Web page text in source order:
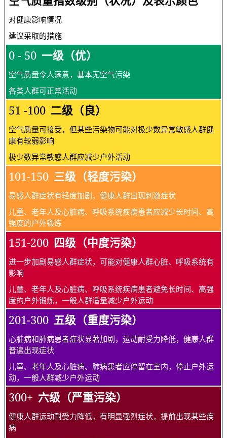
对健康影响情况
建议采取的措施
0 - 50 一级（优）
空气质量令人满意，基本无空气污染
各类人群可正常活动
51 -100 二级（良）
空气质量可接受，但某些污染物可能对极少数异常敏感人群健
康有较弱影响
极少数异常敏感人群应减少户外活动
101-150 三级（轻度污染）
易感人群症状有轻度加剧，健康人群出现刺激症状
儿童、老年人及心脏病、呼吸系统疾病患者应减少长时间、高
强度的户外锻炼
151-200 四级（中度污染）
进一步加剧易感人群症状，可能对健康人群心脏、呼吸系统有
影响
儿童、老年人及心脏病、呼吸系统疾病患者避免长时间、高强
度的户外锻炼，一般人群适量减少户外运动
201-300 五级（重度污染）
心脏病和肺病患者症状显著加剧，运动耐受力降低，健康人群
普遍出现症状
儿童、老年人及心脏病、肺病患者应停留在室内，停止户外运
动，一般人群减少户外运动
300+ 六级（严重污染）
健康人群运动耐受力降低，有明显强烈症状，提前出现某些疾
病